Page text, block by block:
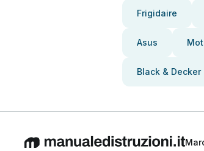
Frigidaire
Asus
Black & Decker